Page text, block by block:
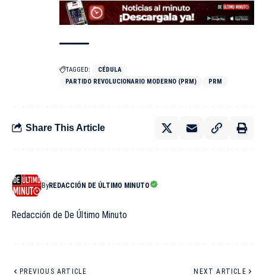
TAGGED:
CÉDULA
PARTIDO REVOLUCIONARIO MODERNO (PRM)
PRM
Share This Article
ByREDACCIÓN DE ÚLTIMO MINUTO
Redacción de De Último Minuto
PREVIOUS ARTICLE NEXT ARTICLE